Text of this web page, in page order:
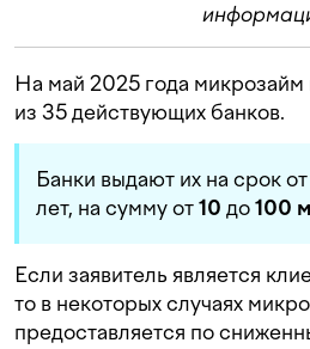
На май 2025 года
из 35 действующих банков.
Банки выдают их на срок
лет, на суммуот10 до100
Если заявитель является
то в некоторых случаях
предоставляется по